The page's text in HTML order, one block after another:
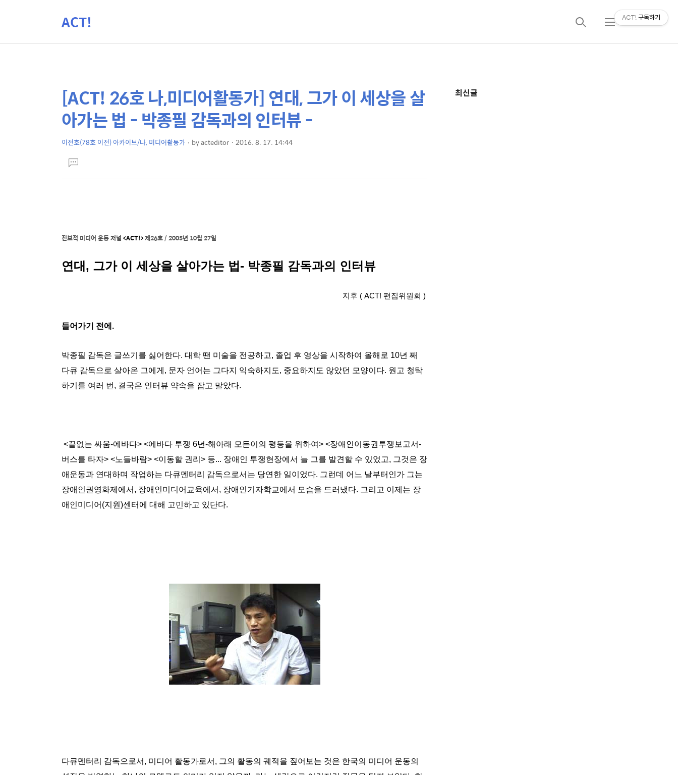
ACT!
검
메
상
세
컨
텐
본
문
제
[ACT! 26호 나,미디어활동가] 연대, 그가 이 세상을 살
아가는 법 - 박종필 감독과의 인터뷰 -
이전호(78호 이전) 아카이브/나, 미디어활동가 byacteditor 2016. 8. 17. 14:44
문댓
글
진보적 미디어 운동 저널 <ACT!>제26호 / 2005년 10월 27일
연대, 그가 이 세상을 살아가는 법 - 박종필 감독과의 인터뷰
지후 ( ACT! 편집위원회 )
들어가기 전에.
박종필 감독은 글쓰기를 싫어한다. 대학 땐 미술을 전공하고, 졸업 후 영상을 시작하여 올해로 10년 째
다큐 감독으로 살아온 그에게, 문자 언어는 그다지 익숙하지도, 중요하지도 않았던 모양이다. 원고 청탁
하기를 여러 번, 결국은 인터뷰 약속을 잡고 말았다.
<끝없는 싸움-에바다> <에바다 투쟁 6년-해아래 모든이의 평등을 위하여> <장애인이동권투쟁보고서-
버스를 타자> <노들바람> <이동할 권리> 등... 장애인 투쟁현장에서 늘 그를 발견할 수 있었고, 그것은 장
애운동과 연대하며 작업하는 다큐멘터리 감독으로서는 당연한 일이었다. 그런데 어느 날부터인가 그는
장애인권영화제에서, 장애인미디어교육에서, 장애인기자학교에서 모습을 드러냈다. 그리고 이제는 장
애인미디어(지원)센터에 대해 고민하고 있단다.
다큐멘터리 감독으로서, 미디어 활동가로서, 그의 활동의 궤적을 짚어보는 것은 한국의 미디어 운동의
추
최신글
ACT! 구독하기